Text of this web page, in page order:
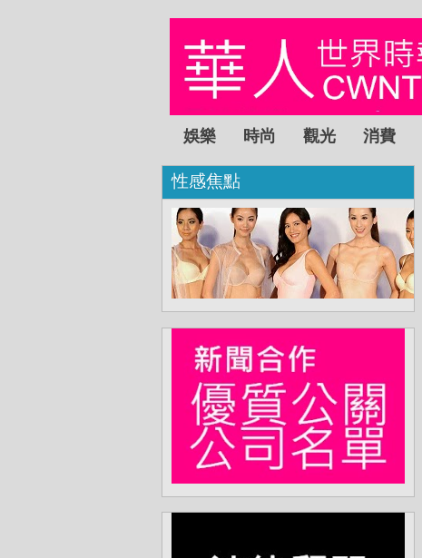
娛樂 時尚 觀光 消費
性感焦點